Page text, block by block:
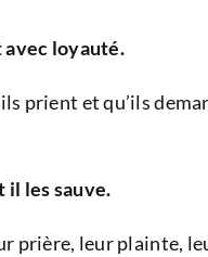
avec loyauté.
prient et qu’ils
il les sauve.
prière, leur plainte,